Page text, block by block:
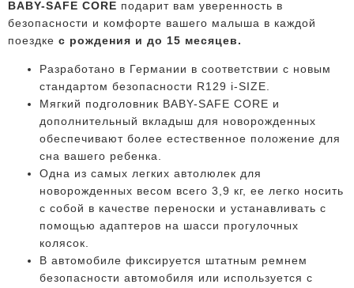
BABY-SAFE CORE подарит вам уверенность в
безопасности и комфорте вашего малыша в каждой
поездке с рождения и до 15 месяцев.
Разработано в Германии в соответствии с новым
стандартом безопасности R129 i-SIZE.
Мягкий подголовник BABY-SAFE CORE и
дополнительный вкладыш для новорожденных
обеспечивают более естественное положение для
сна вашего ребенка.
Одна из самых легких автолюлек для
новорожденных весом всего 3,9 кг, ее легко носить
с собой в качестве переноски и устанавливать с
помощью адаптеров на шасси прогулочных
колясок.
В автомобиле фиксируется штатным ремнем
безопасности автомобиля или используется с